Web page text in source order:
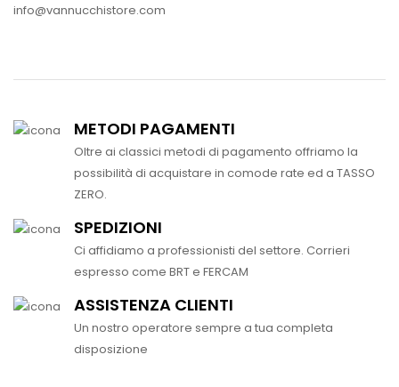
info@vannucchistore.com
METODI PAGAMENTI
Oltre ai classici metodi di pagamento offriamo la
possibilità di acquistare in comode rate ed a TASSO
ZERO.
SPEDIZIONI
Ci affidiamo a professionisti del settore. Corrieri
espresso come BRT e FERCAM
ASSISTENZA CLIENTI
Un nostro operatore sempre a tua completa
disposizione